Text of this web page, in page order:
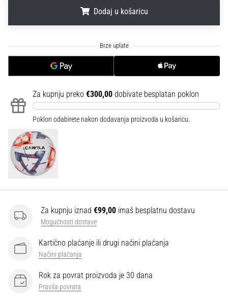
Dodaj u košaricu
Za kupnju preko €300,00 dobivate besplatan poklon
Poklon odabirete nakon dodavanja proizvoda u košaricu.
Za kupnju iznad €99,00 imaš besplatnu dostavu
Mogućnosti dostave
Kartično plaćanje ili drugi načini plaćanja
Načini plaćanja
Rok za povrat proizvoda je 30 dana
Pravila povrata